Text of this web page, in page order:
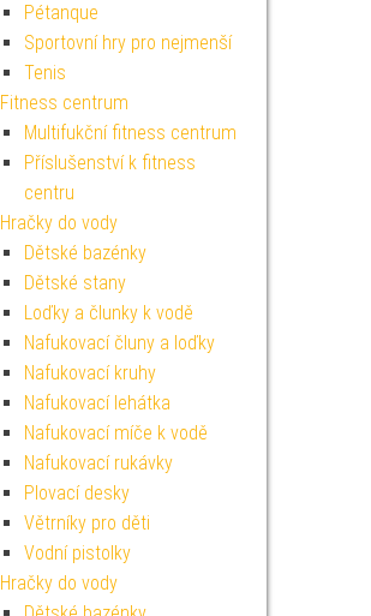
Pétanque
Sportovní hry pro nejmenší
Tenis
Fitness centrum
Multifukční fitness centrum
Příslušenství k fitness
centru
Hračky do vody
Dětské bazénky
Dětské stany
Loďky a člunky k vodě
Nafukovací čluny a loďky
Nafukovací kruhy
Nafukovací lehátka
Nafukovací míče k vodě
Nafukovací rukávky
Plovací desky
Větrníky pro děti
Vodní pistolky
Hračky do vody